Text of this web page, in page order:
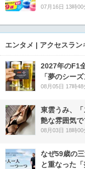
07月16日 13時00
エンタメ | アクセスラン
2027年のF1
「夢のシー
08月05日 17時48
東雲うみ、
艶な雰囲気で
08月03日 18時00
なぜ59歳の
と重なった「